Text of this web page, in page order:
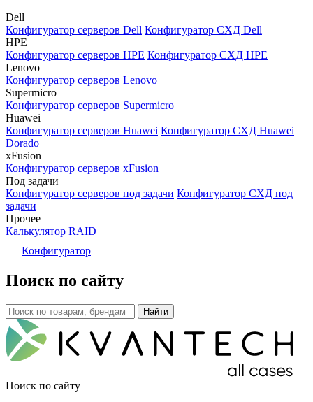
Dell
Конфигуратор серверов Dell Конфигуратор СХД Dell
HPE
Конфигуратор серверов HPE Конфигуратор СХД HPE
Lenovo
Конфигуратор серверов Lenovo
Supermicro
Конфигуратор серверов Supermicro
Huawei
Конфигуратор серверов Huawei Конфигуратор СХД Huawei
Dorado
xFusion
Конфигуратор серверов xFusion
Под задачи
Конфигуратор серверов под задачи Конфигуратор СХД под
задачи
Прочее
Калькулятор RAID
Конфигуратор
Поиск по сайту
Поиск по сайту